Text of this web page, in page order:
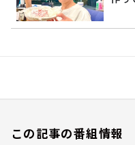
この記事の番組情報